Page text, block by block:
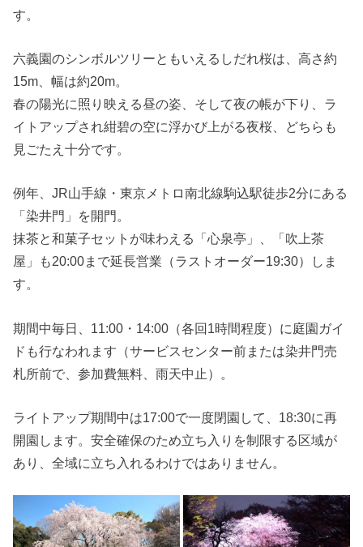
す。
六義園のシンボルツリーともいえるしだれ桜は、高さ約
15m、幅は約20m。
春の陽光に照り映える昼の姿、そして夜の帳が下り、ラ
イトアップされ紺碧の空に浮かび上がる夜桜、どちらも
見ごたえ十分です。
例年、JR山手線・東京メトロ南北線駒込駅徒歩2分にある
「染井門」を開門。
抹茶と和菓子セットが味わえる「心泉亭」、「吹上茶
屋」も20:00まで延長営業（ラストオーダー19:30）しま
す。
期間中毎日、11:00・14:00（各回1時間程度）に庭園ガイ
ドも行なわれます（サービスセンター前または染井門売
札所前で、参加費無料、雨天中止）。
ライトアップ期間中は17:00で一度閉園して、18:30に再
開園します。安全確保のため立ち入りを制限する区域が
あり、全域に立ち入れるわけではありません。